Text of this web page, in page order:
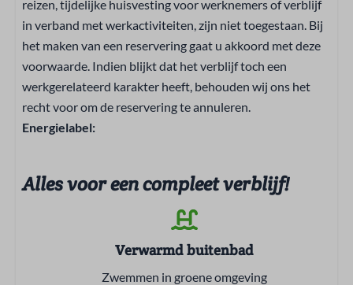
reizen, tijdelijke huisvesting voor werknemers of verblijf
in verband met werkactiviteiten, zijn niet toegestaan. Bij
het maken van een reservering gaat u akkoord met deze
voorwaarde. Indien blijkt dat het verblijf toch een
werkgerelateerd karakter heeft, behouden wij ons het
recht voor om de reservering te annuleren.
Energielabel:
Alles voor een compleet verblijf!
Verwarmd buitenbad
Zwemmen in groene omgeving